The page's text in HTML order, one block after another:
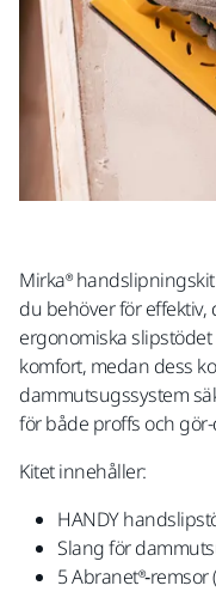
Mirka®
du behöver för
ergonomiska
komfort, medan dess
dammutsugssystem
för både proffs och
Kitet innehåller:
HANDY
Slang för
5 Abranet®‑remsor